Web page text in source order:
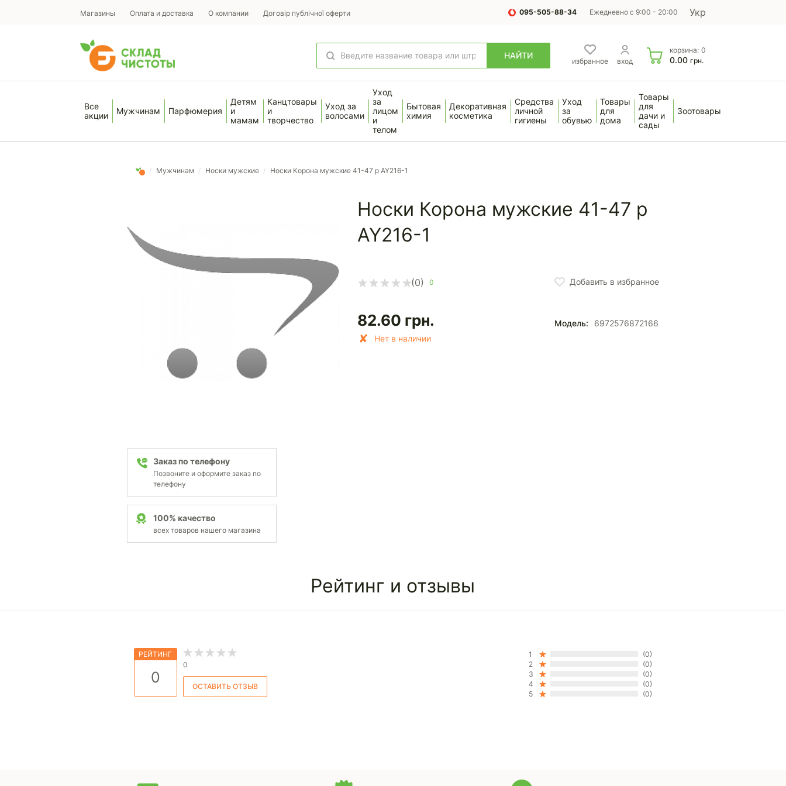
Магазины Оплата и доставка О компании Договір публічної оферти 095-505-88-34 Ежедневно с 9:00 - 20:00 Укр
НАЙТИ
избранное вход
корзина: 0
0.00 грн.
Все
акции
Мужчинам Парфюмерия
Детям
и
мамам
Канцтовары
и
творчество
Уход за
волосами
Уход
за
лицом
и
телом
Бытовая
химия
Декоративная
косметика
Средства
личной
гигиены
Уход
за
обувью
Товары
для
дома
Товары
для
дачи и
сады
Зоотовары
/ Мужчинам / Носки мужские / Носки Корона мужские 41-47 р AY216-1
Заказ по телефону
Позвоните и оформите заказ по
телефону
100% качество
всех товаров нашего магазина
Носки Корона мужские 41-47 р
AY216-1
(0) 0
82.60 грн.
Нет в наличии
Добавить в избранное
Модель: 6972576872166
Рейтинг и отзывы
РЕЙТИНГ
0
0
1
(0)
2
(0)
3
(0)
4
(0)
5
(0)